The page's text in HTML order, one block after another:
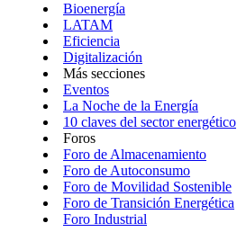
Bioenergía
LATAM
Eficiencia
Digitalización
Más secciones
Eventos
La Noche de la Energía
10 claves del sector energético
Foros
Foro de Almacenamiento
Foro de Autoconsumo
Foro de Movilidad Sostenible
Foro de Transición Energética
Foro Industrial